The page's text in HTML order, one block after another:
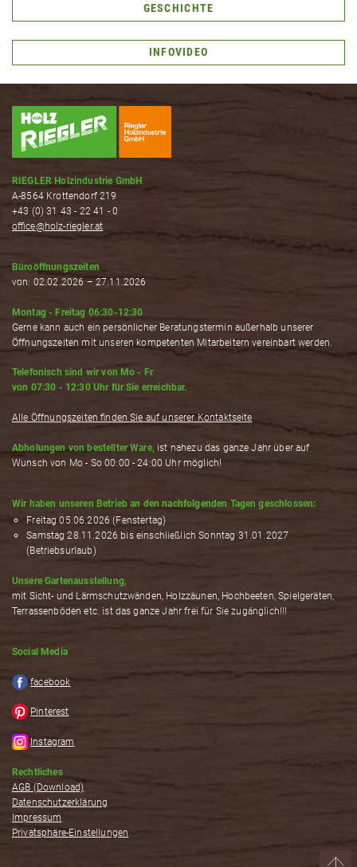
GESCHICH­TE
INFOVIDEO
RIEGLER Holzindustrie GmbH
A-8564 Krottendorf 219
+43 (0) 31 43 - 22 41 - 0
office@holz-riegler.at
Büroöffnungszeiten
von: 02.02.2026 – 27.11.2026
Montag - Freitag 06:30-12:30
Gerne kann auch ein persönlicher Beratungstermin außerhalb unserer
Öffnungszeiten mit unseren kompetenten Mitarbeitern vereinbart werden.
Telefonisch sind wir von Mo - Fr
von 07:30 - 12:30 Uhr für Sie erreichbar.
Alle Öffnungszeiten finden Sie auf unserer Kontaktseite
Abholungen von bestellter Ware, ist nahezu das ganze Jahr über auf
Wunsch von Mo - So 00:00 - 24:00 Uhr möglich!
Wir haben unseren Betrieb an den nachfolgenden Tagen geschlossen:
Freitag 05.06.2026 (Fenstertag)
Samstag 28.11.2026 bis einschließlich Sonntag 31.01.2027
(Betriebsurlaub)
Unsere Gartenausstellung,
mit Sicht- und Lärmschutzwänden, Holzzäunen, Hochbeeten, Spielgeräten,
Terrassenböden etc. ist das ganze Jahr frei für Sie zugänglich!!!
Social Media
facebook
Pinterest
Instagram
Rechtliches
AGB (Download)
Datenschutzerklärung
Impressum
Privatsphäre-Einstellungen